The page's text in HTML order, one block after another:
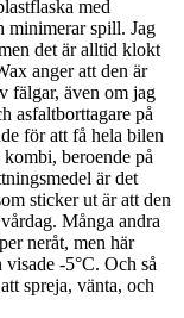
med
minimerar spill. Jag
det är alltid klokt
anger att den är
fälgar, även om jag
asfaltborttagare på
för att få hela bilen
beroende på
är det
sticker ut är att den
Många andra
neråt, men här
-5°C. Och så
spreja, vänta, och